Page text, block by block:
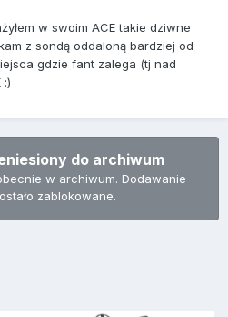
w swoim ACE takie dziwne
z sondą oddaloną bardziej od
gdzie fant zalega (tj nad
:)
do archiwum
w archiwum. Dodawanie
zablokowane.